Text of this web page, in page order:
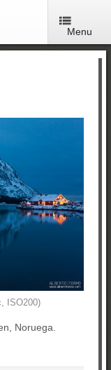
Menu
ISO200)
Noruega.